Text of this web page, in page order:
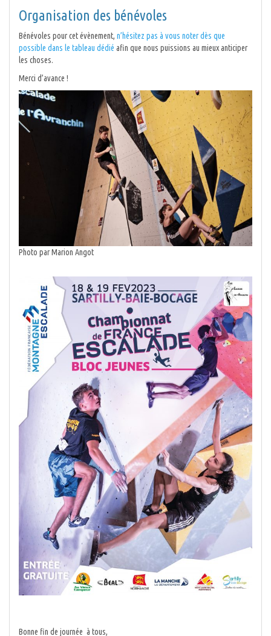
Organisation des bénévoles
Bénévoles pour cet évènement, n’hésitez pas à vous noter dès que
possible dans le tableau dédié afin que nous puissions au mieux anticiper
les choses.
Merci d’avance !
Photo par Marion Angot
Bonne fin de journée à tous,